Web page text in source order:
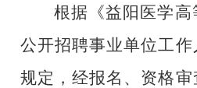
根据《益阳医学高
公开招聘事业单位工
规定，经报名、资格审